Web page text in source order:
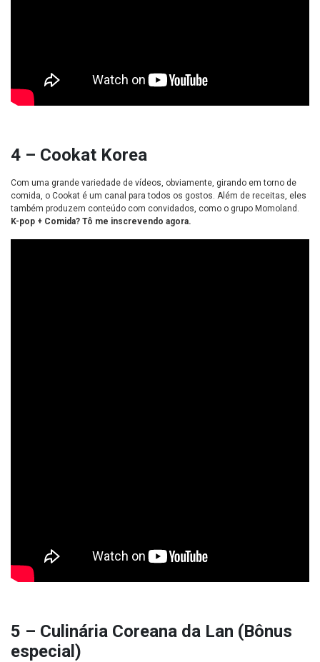
4 – Cookat Korea
Com uma grande variedade de vídeos, obviamente, girando em torno de
comida, o Cookat é um canal para todos os gostos. Além de receitas, eles
também produzem conteúdo com convidados, como o grupo Momoland.
K-pop + Comida? Tô me inscrevendo agora.
5 – Culinária Coreana da Lan (Bônus
especial)